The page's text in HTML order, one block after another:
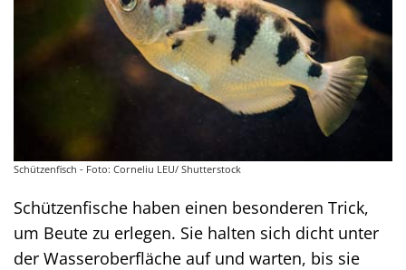
Schützenfisch - Foto: Corneliu LEU/ Shutterstock
Schützenfische haben einen besonderen Trick,
um Beute zu erlegen. Sie halten sich dicht unter
der Wasseroberfläche auf und warten, bis sie